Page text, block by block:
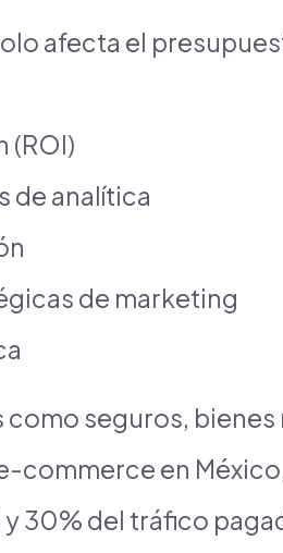
afecta el
(ROI)
de analítica
de marketing
seguros, bienes
commerce en
30% del tráfico